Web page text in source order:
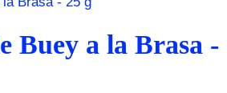
Buey a la Brasa -